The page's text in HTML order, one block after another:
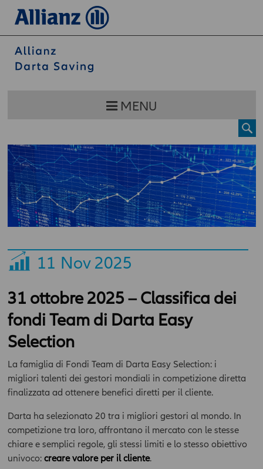
MENU
11 Nov 2025
31 ottobre 2025 – Classifica dei
fondi Team di Darta Easy
Selection
La famiglia di Fondi Team di Darta Easy Selection: i
migliori talenti dei gestori mondiali in competizione diretta
finalizzata ad ottenere benefici diretti per il cliente.
Darta ha selezionato 20 tra i migliori gestori al mondo. In
competizione tra loro, affrontano il mercato con le stesse
chiare e semplici regole, gli stessi limiti e lo stesso obiettivo
univoco: creare valore per il cliente.